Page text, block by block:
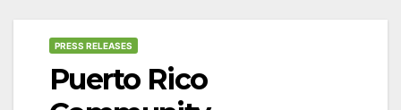
PRESS RELEASES
Puerto Rico